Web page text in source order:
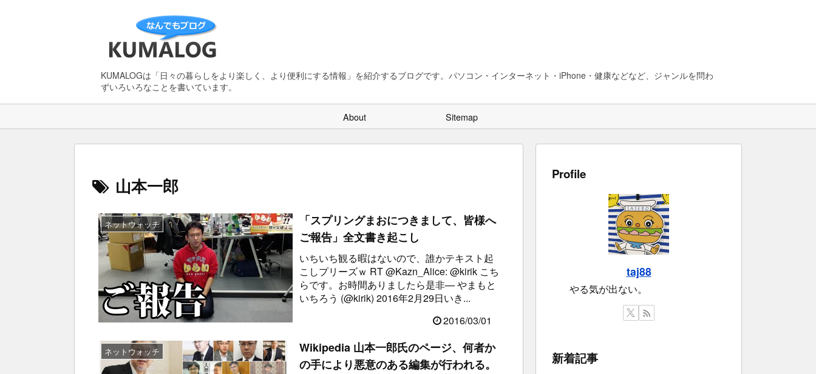
KUMALOGは「日々の暮らしをより楽しく、より便利にする情報」を紹介するブログです。パソコン・インターネット・iPhone・健康などなど、ジャンルを問わ
ずいろいろなことを書いています。
About Sitemap
山本一郎
ネットウォッチ
「スプリングまおにつきまして、皆様へ
ご報告」全文書き起こし
いちいち観る暇はないので、誰かテキスト起
こしプリーズｗ RT @Kazn_Alice: @kirik こち
らです。お時間ありましたら是非— やまもと
いちろう (@kirik) 2016年2月29日いき...
2016/03/01
ネットウォッチ
Wikipedia 山本一郎氏のページ、何者か
の手により悪意のある編集が行われる。
Profile
taj88
やる気が出ない。
新着記事